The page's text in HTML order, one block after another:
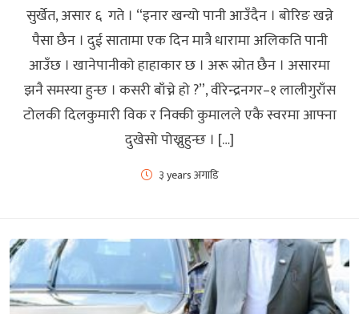
सुर्खेत, असार ६ गते । “इनार खन्यो पानी आउँदैन । बोरिङ खन्ने
पैसा छैन । दुई सातामा एक दिन मात्रै धारामा अलिकति पानी
आउँछ । खानेपानीको हाहाकार छ । अरू स्रोत छैन । असारमा
झनै समस्या हुन्छ । कसरी बाँच्ने हो ?”, वीरेन्द्रनगर–१ लालीगुराँस
टोलकी दिलकुमारी विक र निक्की कुमालले एकै स्वरमा आफ्ना
दुखेसो पोख्नुहुन्छ । […]
३ years अगाडि